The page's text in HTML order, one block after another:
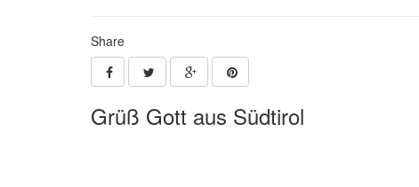
Share
Grüß Gott aus Südtirol